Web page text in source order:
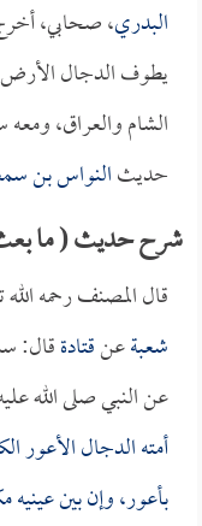
البدري، صحابي،
يطوف الدجال
الشام والعراق،
حديثالنواس بن
شرح حديث ( ما بعث
قال المصنف رحمه
شعبةعنقتادةقال:
عن النبي صلى الله
أمته الدجال الأعور
بأعور، وإن بين عينيه